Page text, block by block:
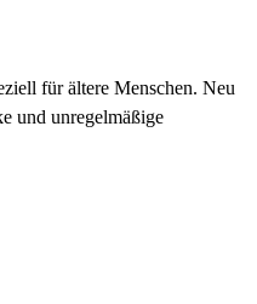
für ältere Menschen. Neu
und unregelmäßige